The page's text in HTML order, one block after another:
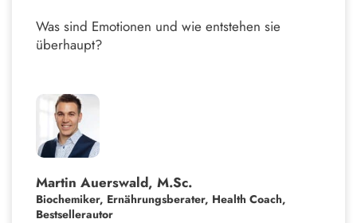
Was sind Emotionen und wie entstehen sie
überhaupt?
Martin Auerswald, M.Sc.
Biochemiker, Ernährungsberater, Health Coach,
Bestsellerautor